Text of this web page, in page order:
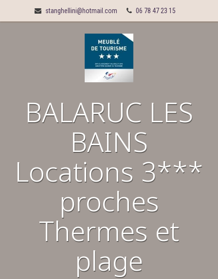
stanghellini@hotmail.com 06 78 47 23 15
BALARUC LES
BAINS
Locations 3***
proches
Thermes et
plage